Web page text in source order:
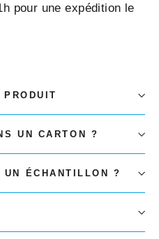
pour une expédition le
PRODUIT
UN CARTON ?
UN ÉCHANTILLON ?